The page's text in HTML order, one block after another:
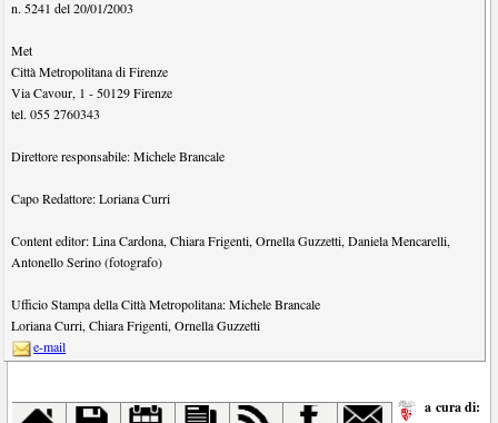
n. 5241 del 20/01/2003
Met
Città Metropolitana di Firenze
Via Cavour, 1 -50129 Firenze
tel.055 2760343
Direttore responsabile:Michele Brancale
Capo Redattore:Loriana Curri
Content editor:Lina Cardona,Chiara Frigenti,Ornella Guzzetti,Daniela Mencarelli,
Antonello Serino (fotografo)
Ufficio Stampa della Città Metropolitana:Michele Brancale
Loriana Curri,Chiara Frigenti,Ornella Guzzetti
e-mail
a cura di: